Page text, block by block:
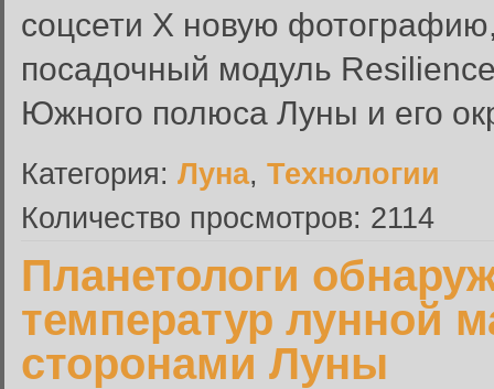
соцсети Х новую
посадочный модуль
Южного полюса Луны и его
Категория: Луна, Технологии
Количество просмотров: 2114
Планетологи
температур лунной
сторонами Луны